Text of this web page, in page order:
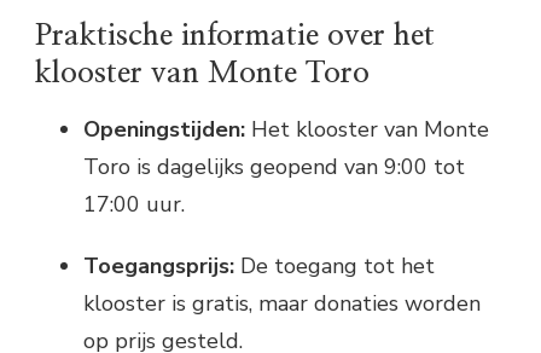
Praktische informatie over het
klooster van Monte Toro
Openingstijden: Het klooster van Monte
Toro is dagelijks geopend van 9:00 tot
17:00 uur.
Toegangsprijs: De toegang tot het
klooster is gratis, maar donaties worden
op prijs gesteld.